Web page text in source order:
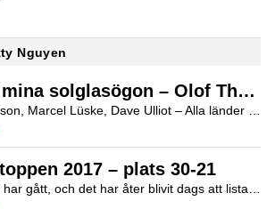
Nguyen
Bakom mina solglasögon – Olof Thorson
Doyle Brunson, Marcel Lüske, Dave Ulliot – Alla länder har sin ”pokerfader” och skulle man fråga gemene pokerspelare i Sverige skulle nog svaret bli Chris Björin eller kanske Dan Glimne. Men på Västkusten har dom sin egen legend. Han är…
2017 – plats 30-21